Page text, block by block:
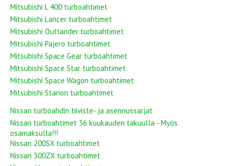
Mitsubishi L 400 turboahtimet
Mitsubishi Lancer turboahtimet
Mitsubishi Outlander turboahtimet
Mitsubishi Pajero turboahtimet
Mitsubishi Space Gear turboahtimet
Mitsubishi Space Star turboahtimet
Mitsubishi Space Wagon turboahtimet
Mitsubishi Starion turboahtimet
Nissan turboahdin tiiviste- ja asennussarjat
Nissan turboahtimet 36 kuukauden takuulla - Myös
osamaksulla!!!
Nissan 200SX turboahtimet
Nissan 300ZX turboahtimet